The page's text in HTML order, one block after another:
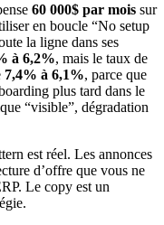
60 000$ par mois sur
en boucle “No setup
la ligne dans ses
à 6,2%, mais le taux de
7,4% à 6,1%, parce que
plus tard dans le
“visible”, dégradation
est réel. Les annonces
d’offre que vous ne
Le copy est un